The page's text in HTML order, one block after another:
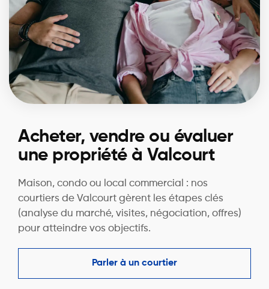
Acheter, vendre ou évaluer
une propriété à Valcourt
Maison, condo ou local commercial : nos
courtiers de Valcourt gèrent les étapes clés
(analyse du marché, visites, négociation, offres)
pour atteindre vos objectifs.
Parler à un courtier